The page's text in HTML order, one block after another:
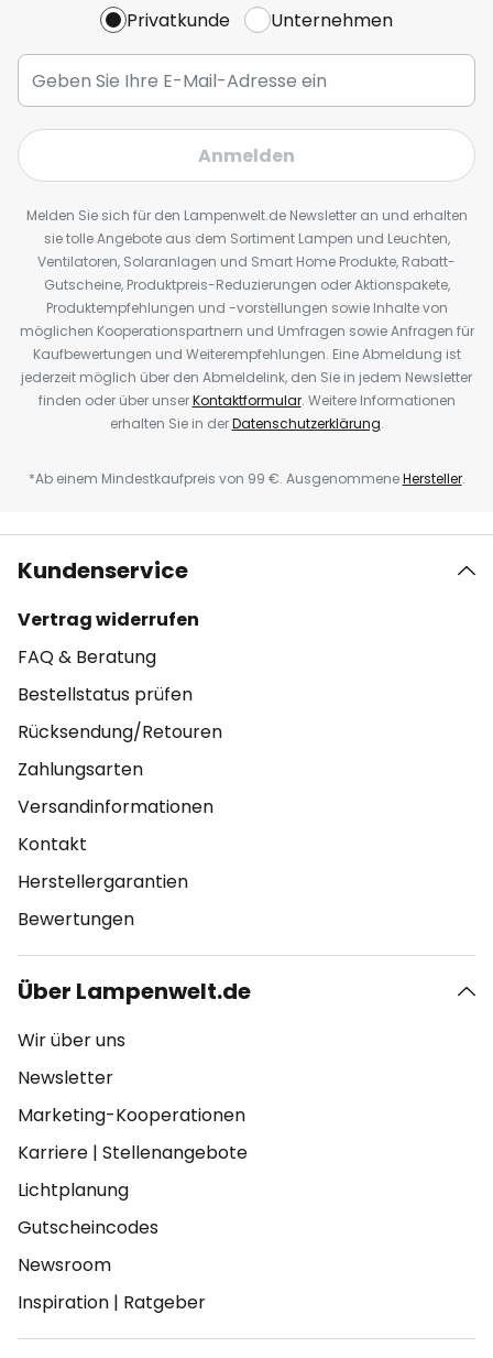
Privatkunde Unternehmen
Anmelden
Melden Sie sich für den Lampenwelt.de Newsletter an und erhalten
sie tolle Angebote aus dem Sortiment Lampen und Leuchten,
Ventilatoren, Solaranlagen und Smart Home Produkte, Rabatt-
Gutscheine, Produktpreis-Reduzierungen oder Aktionspakete,
Produktempfehlungen und -vorstellungen sowie Inhalte von
möglichen Kooperationspartnern und Umfragen sowie Anfragen für
Kaufbewertungen und Weiterempfehlungen. Eine Abmeldung ist
jederzeit möglich über den Abmeldelink, den Sie in jedem Newsletter
finden oder über unserKontaktformular. Weitere Informationen
erhalten Sie in derDatenschutzerklärung.
*Ab einem Mindestkaufpreis von 99 €. AusgenommeneHersteller.
Kundenservice
Vertrag widerrufen
FAQ & Beratung
Bestellstatus prüfen
Rücksendung/Retouren
Zahlungsarten
Versandinformationen
Kontakt
Herstellergarantien
Bewertungen
Über Lampenwelt.de
Wir über uns
Newsletter
Marketing-Kooperationen
Karriere | Stellenangebote
Lichtplanung
Gutscheincodes
Newsroom
Inspiration | Ratgeber